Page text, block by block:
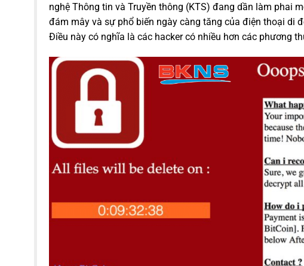
nghệ Thông tin và Truyền thông (KTS) đang dần làm phai
đám mây và sự phổ biến ngày càng tăng của điện thoại di
Điều này có nghĩa là các hacker có nhiều hơn các phương